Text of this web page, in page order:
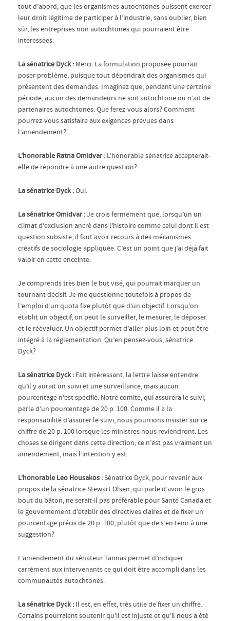
tout d’abord, que les organismes autochtones puissent exercer
leur droit légitime de participer à l’industrie, sans oublier, bien
sûr, les entreprises non autochtones qui pourraient être
intéressées.
La sénatrice Dyck : Merci. La formulation proposée pourrait
poser problème, puisque tout dépendrait des organismes qui
présentent des demandes. Imaginez que, pendant une certaine
période, aucun des demandeurs ne soit autochtone ou n’ait de
partenaires autochtones. Que ferez-vous alors? Comment
pourrez-vous satisfaire aux exigences prévues dans
l’amendement?
L’honorable Ratna Omidvar : L’honorable sénatrice accepterait-
elle de répondre à une autre question?
La sénatrice Dyck :Oui.
La sénatrice Omidvar :Je crois fermement que, lorsqu’un un
climat d’exclusion ancré dans l’histoire comme celui dont il est
question subsiste, il faut avoir recours à des mécanismes
créatifs de sociologie appliquée. C’est un point que j’ai déjà fait
valoir en cette enceinte.
Je comprends très bien le but visé, qui pourrait marquer un
tournant décisif. Je me questionne toutefois à propos de
l’emploi d’un quota fixe plutôt que d’un objectif. Lorsqu’on
établit un objectif, on peut le surveiller, le mesurer, le déposer
et le réévaluer. Un objectif permet d’aller plus loin et peut être
intégré à la réglementation. Qu’en pensez-vous, sénatrice
Dyck?
La sénatrice Dyck : Fait intéressant, la lettre laisse entendre
qu’il y aurait un suivi et une surveillance, mais aucun
pourcentage n’est spécifié. Notre comité, qui assurera le suivi,
parle d’un pourcentage de 20 p. 100. Comme il a la
responsabilité d’assurer le suivi, nous pourrions insister sur ce
chiffre de 20 p. 100 lorsque les ministres nous reviendront. Les
choses se dirigent dans cette direction; ce n’est pas vraiment un
amendement, mais l’intention y est.
L’honorable Leo Housakos :Sénatrice Dyck, pour revenir aux
propos de la sénatrice Stewart Olsen, qui parle d’avoir le gros
bout du bâton, ne serait-il pas préférable pour Santé Canada et
le gouvernement d’établir des directives claires et de fixer un
pourcentage précis de 20 p. 100, plutôt que de s’en tenir à une
suggestion?
L’amendement du sénateur Tannas permet d’indiquer
carrément aux intervenants ce qui doit être accompli dans les
communautés autochtones.
La sénatrice Dyck : Il est, en effet, très utile de fixer un chiffre.
Certains pourraient soutenir qu’il est injuste et qu’il nous a été